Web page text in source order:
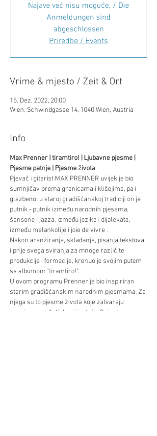
Najave već nisu moguće. / Die
Anmeldungen sind
abgeschlossen
Priredbe / Events
Vrime & mjesto / Zeit & Ort
15. Dez. 2022, 20:00
Wien, Schwindgasse 14, 1040 Wien, Austria
Info
Max Prenner | tiramtiro! | Ljubavne pjesme |
Pjesme patnje | Pjesme života
Pjevač i gitarist MAX PRENNER uvijek je bio
sumnjičav prema granicama i klišejima, pa i
glazbeno: u staroj gradišćanskoj tradiciji on je
putnik - putnik između narodnih pjesama,
šansone i jazza, između jezika i dijalekata,
između melankolije i joie de vivre .
Nakon aranžiranja, skladanja, pisanja tekstova
i prije svega sviranja za mnoge različite
produkcije i formacije, krenuo je svojim putem
sa albumom "tiramtiro!".
U ovom programu Prenner je bio inspiriran
starim gradišćanskim narodnim pjesmama. Za
njega su to pjesme života koje zatvaraju
granicu između ljubavi i patnje. Osim toga: